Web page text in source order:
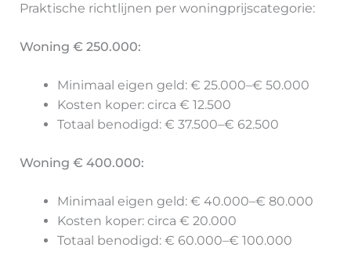
Praktische richtlijnen per woningprijscategorie:
Woning € 250.000:
Minimaal eigen geld: € 25.000–€ 50.000
Kosten koper: circa € 12.500
Totaal benodigd: € 37.500–€ 62.500
Woning € 400.000:
Minimaal eigen geld: € 40.000–€ 80.000
Kosten koper: circa € 20.000
Totaal benodigd: € 60.000–€ 100.000